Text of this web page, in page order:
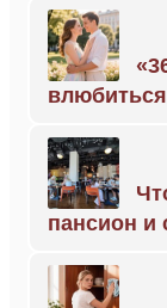
пансион и